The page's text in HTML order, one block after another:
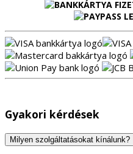
Gyakori kérdések
Milyen szolgáltatásokat kínálunk?